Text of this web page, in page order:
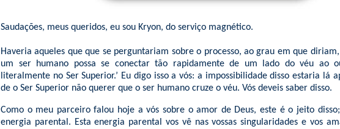
Saudações, meus queridos, eu sou Kryon, do serviço magnético.
Haveria aqueles que que se perguntariam sobre o processo, ao grau em que diriam,
um ser humano possa se conectar tão rapidamente de um lado do véu ao
literalmente no Ser Superior.’ Eu digo isso a vós: a impossibilidade disso estaria lá
de o Ser Superior não querer que o ser humano cruze o véu. Vós deveis saber disso.
Como o meu parceiro falou hoje a vós sobre o amor de Deus, este é o jeito
energia parental. Esta energia parental vos vê nas vossas singularidades e vos